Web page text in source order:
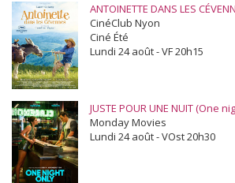
ANTOINETTE DANS LES
CinéClub Nyon
Ciné Été
Lundi 24 août - VF 20h15
JUSTE POUR UNE NUIT (One
Monday Movies
Lundi 24 août - VOst 20h30